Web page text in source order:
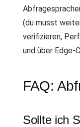
(du musst
verifizieren,
und über Edge-
FAQ:
Sollte ich